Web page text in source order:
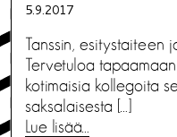
5.9.2017
Tanssin, esitystaiteen
Tervetuloa
kotimaisia kollegoita
saksalaisesta […]
Lue lisää…